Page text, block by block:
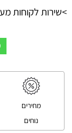
>שירות לקוחות
מחירים
נוחים